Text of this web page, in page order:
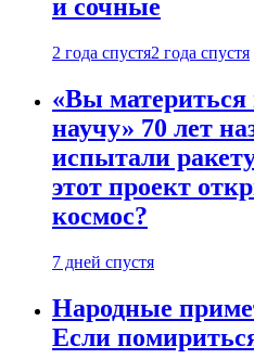
и сочные
2 года спустя2 года спустя
«Вы материться
научу» 70 лет
испытали
этот проект
космос?
7 дней спустя
Народные
Если